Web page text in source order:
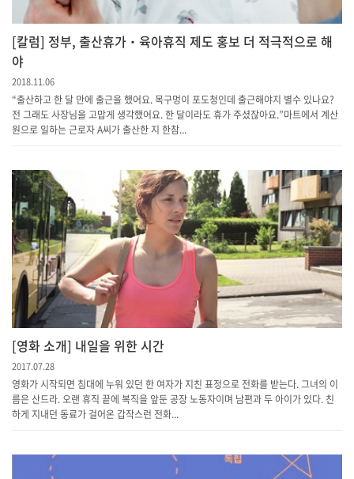
[칼럼] 정부, 출산휴가‧육아휴직 제도 홍보 더 적극적으로 해
야
2018.11.06
“출산하고 한 달 만에 출근을 했어요. 목구멍이 포도청인데 출근해야지 별수 있나요?
전 그래도 사장님을 고맙게 생각했어요. 한 달이라도 휴가 주셨잖아요.”마트에서 계산
원으로 일하는 근로자 A씨가 출산한 지 한참...
[영화 소개] 내일을 위한 시간
2017.07.28
영화가 시작되면 침대에 누워 있던 한 여자가 지친 표정으로 전화를 받는다. 그녀의 이
름은 산드라. 오랜 휴직 끝에 복직을 앞둔 공장 노동자이며 남편과 두 아이가 있다. 친
하게 지내던 동료가 걸어온 갑작스런 전화...